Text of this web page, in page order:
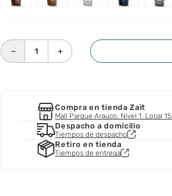
＋
－
Compra en tienda Zait
Mall Parque Arauco, Nivel 1. Local
Despacho a domicilio
Tiempos de despacho
Retiro en tienda
Tiempos de entrega